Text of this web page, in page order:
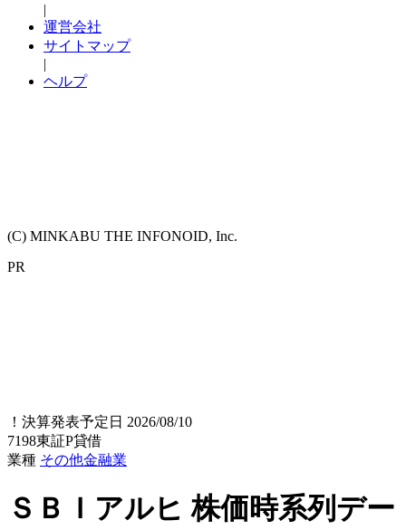
|
運営会社
サイトマップ
|
ヘルプ
(C) MINKABU THE INFONOID, Inc.
PR
！ 決算発表予定日 2026/08/10
7198東証P貸借
業種 その他金融業
ＳＢＩアルヒ株価時系列デー